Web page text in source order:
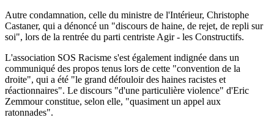
Autre condamnation, celle du ministre de l'Intérieur, Christophe
Castaner, qui a dénoncé un "discours de haine, de rejet, de repli sur
soi", lors de la rentrée du parti centriste Agir - les Constructifs.
L'association SOS Racisme s'est également indignée dans un
communiqué des propos tenus lors de cette "convention de la
droite", qui a été "le grand défouloir des haines racistes et
réactionnaires". Le discours "d'une particulière violence" d'Eric
Zemmour constitue, selon elle, "quasiment un appel aux
ratonnades".